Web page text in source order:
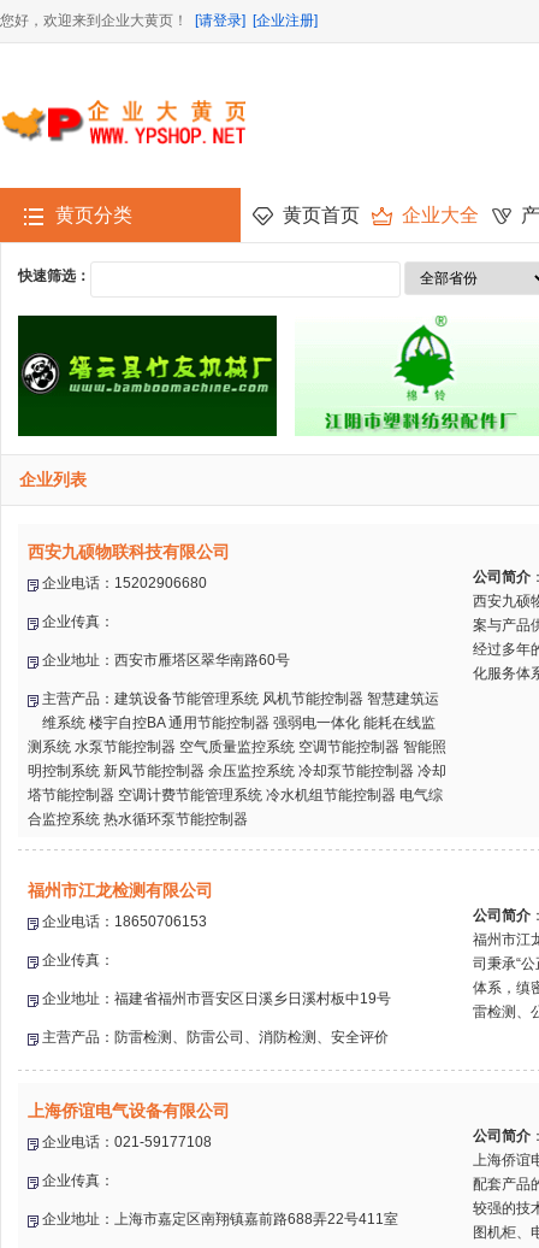
您好，欢迎来到企业大黄页！ [请登录] [企业注册]
黄页分类 黄页首页 企业大全
快速筛选：
企业列表
西安九硕物联科技有限公司
企业电话：15202906680
企业传真：
企业地址：西安市雁塔区翠华南路60号
主营产品：建筑设备节能管理系统 风机节能控制器 智慧建筑运
维系统 楼宇自控BA 通用节能控制器 强弱电一体化 能耗在线监
测系统 水泵节能控制器 空气质量监控系统 空调节能控制器 智能照
明控制系统 新风节能控制器 余压监控系统 冷却泵节能控制器 冷却
塔节能控制器 空调计费节能管理系统 冷水机组节能控制器 电气综
合监控系统 热水循环泵节能控制器
公司简介
西安九硕
案与产品
经过多年
化服务体
福州市江龙检测有限公司
企业电话：18650706153
企业传真：
企业地址：福建省福州市晋安区日溪乡日溪村板中19号
主营产品：防雷检测、防雷公司、消防检测、安全评价
公司简介
福州市江
司秉承“
体系，缜
雷检测、
上海侨谊电气设备有限公司
企业电话：021-59177108
企业传真：
企业地址：上海市嘉定区南翔镇嘉前路688弄22号411室
公司简介
上海侨谊
配套产品
较强的技
图机柜、